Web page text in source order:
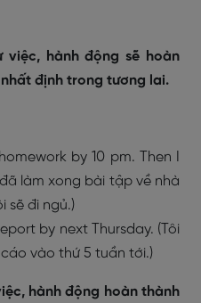
việc, hành động sẽ hoàn
định trong tương lai.
by 10 pm. Then I
làm xong bài tập về nhà
sẽ đi ngủ.)
by next Thursday. (Tôi
vào thứ 5 tuần tới.)
hành động hoàn thành